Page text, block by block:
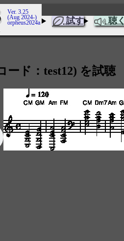
Ver. 3.25
(Aug 2024-)
orpheus2024a 試す 聴く
ード：test12) を試聴